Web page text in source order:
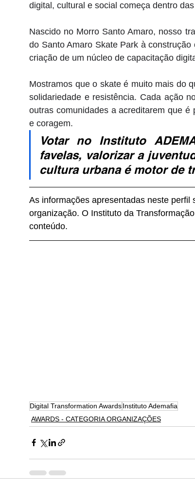
digital, cultural e social começa dentro
Nascido no Morro Santo Amaro, nosso
do Santo Amaro Skate Park à
criação de um núcleo de capacitação
Mostramos que o skate é muito mais do
solidariedade e resistência. Cada ação
outras comunidades a acreditarem que
e coragem.
Votar no Instituto
favelas, valorizar a
cultura urbana é motor de
As informações apresentadas neste
organização. O Instituto da
conteúdo.
Digital Transformation AwardsInstituto Ademafia
AWARDS - CATEGORIA ORGANIZAÇÕES